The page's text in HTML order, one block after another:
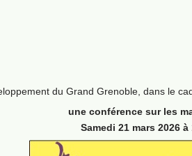
du Grand Grenoble, dans le
une conférence sur les
Samedi 21 mars 2026 à